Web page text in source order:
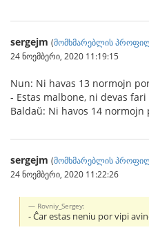
sergejm (მომხმარებლის
24 ნოემბერი, 2020 11:19:15
Nun: Ni havas 13 normojn
- Estas malbone, ni devas
Baldaŭ: Ni havos 14 normojn
sergejm (მომხმარებლის
24 ნოემბერი, 2020 11:22:26
Rovniy_Sergey:
- Ĉar estas neniu por vipi